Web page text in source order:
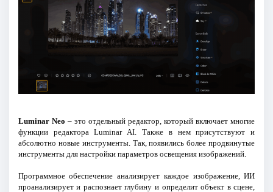
Luminar Neo – это отдельный редактор, который включает многие
функции редактора Luminar AI. Также в нем присутствуют и
абсолютно новые инструменты. Так, появились более продвинутые
инструменты для настройки параметров освещения изображений.
Программное обеспечение анализирует каждое изображение, ИИ
проанализирует и распознает глубину и определит объект в сцене,